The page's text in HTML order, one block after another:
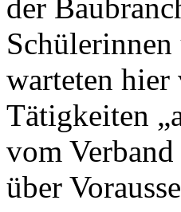
der
warteten
Tätigkeiten
vom
über